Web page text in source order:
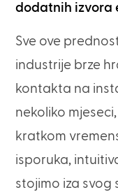
dodatnih izvora
Sve ove
industrije brze
kontakta na
nekoliko
kratkom
isporuka,
stojimo iza svog